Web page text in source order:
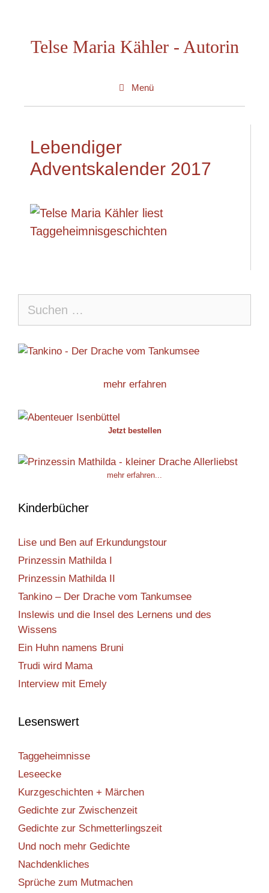
springenTelse Maria Kähler - Autorin
Menü
Lebendiger
Adventskalender 2017
nach:
mehr erfahren
Jetzt bestellen
mehr erfahren...
Kinderbücher
Lise und Ben auf Erkundungstour
Prinzessin Mathilda I
Prinzessin Mathilda II
Tankino – Der Drache vom Tankumsee
Inslewis und die Insel des Lernens und des
Wissens
Ein Huhn namens Bruni
Trudi wird Mama
Interview mit Emely
Lesenswert
Taggeheimnisse
Leseecke
Kurzgeschichten + Märchen
Gedichte zur Zwischenzeit
Gedichte zur Schmetterlingszeit
Und noch mehr Gedichte
Nachdenkliches
Sprüche zum Mutmachen